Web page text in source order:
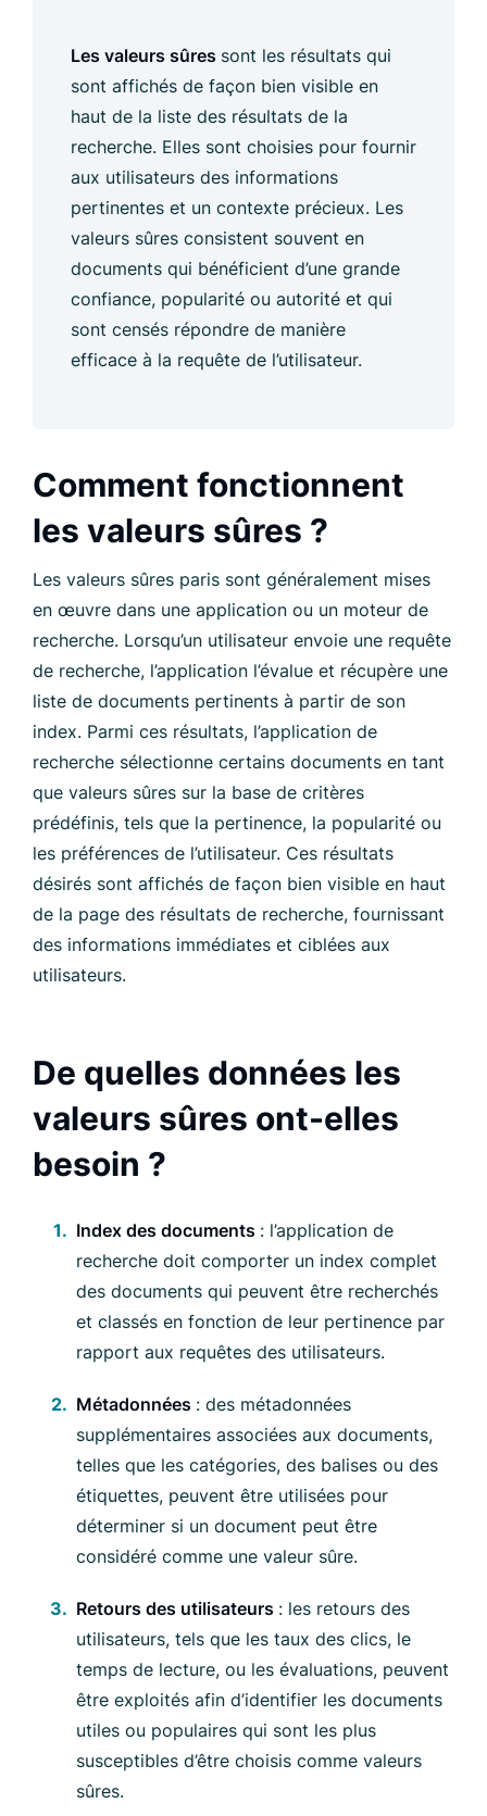
Les valeurs sûres sont les résultats qui
sont affichés de façon bien visible en
haut de la liste des résultats de la
recherche. Elles sont choisies pour fournir
aux utilisateurs des informations
pertinentes et un contexte précieux. Les
valeurs sûres consistent souvent en
documents qui bénéficient d’une grande
confiance, popularité ou autorité et qui
sont censés répondre de manière
efficace à la requête de l’utilisateur.
Comment fonctionnent
les valeurs sûres ?
Les valeurs sûres paris sont généralement mises
en œuvre dans une application ou un moteur de
recherche. Lorsqu’un utilisateur envoie une requête
de recherche, l’application l’évalue et récupère une
liste de documents pertinents à partir de son
index. Parmi ces résultats, l’application de
recherche sélectionne certains documents en tant
que valeurs sûres sur la base de critères
prédéfinis, tels que la pertinence, la popularité ou
les préférences de l’utilisateur. Ces résultats
désirés sont affichés de façon bien visible en haut
de la page des résultats de recherche, fournissant
des informations immédiates et ciblées aux
utilisateurs.
De quelles données les
valeurs sûres ont-elles
besoin ?
Index des documents : l’application de
recherche doit comporter un index complet
des documents qui peuvent être recherchés
et classés en fonction de leur pertinence par
rapport aux requêtes des utilisateurs.
Métadonnées : des métadonnées
supplémentaires associées aux documents,
telles que les catégories, des balises ou des
étiquettes, peuvent être utilisées pour
déterminer si un document peut être
considéré comme une valeur sûre.
Retours des utilisateurs : les retours des
utilisateurs, tels que les taux des clics, le
temps de lecture, ou les évaluations, peuvent
être exploités afin d’identifier les documents
utiles ou populaires qui sont les plus
susceptibles d’être choisis comme valeurs
sûres.